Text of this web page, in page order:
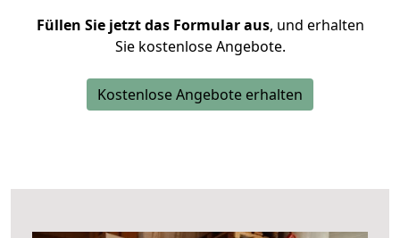
Füllen Sie jetzt das Formular aus, und erhalten
Sie kostenlose Angebote.
Kostenlose Angebote erhalten